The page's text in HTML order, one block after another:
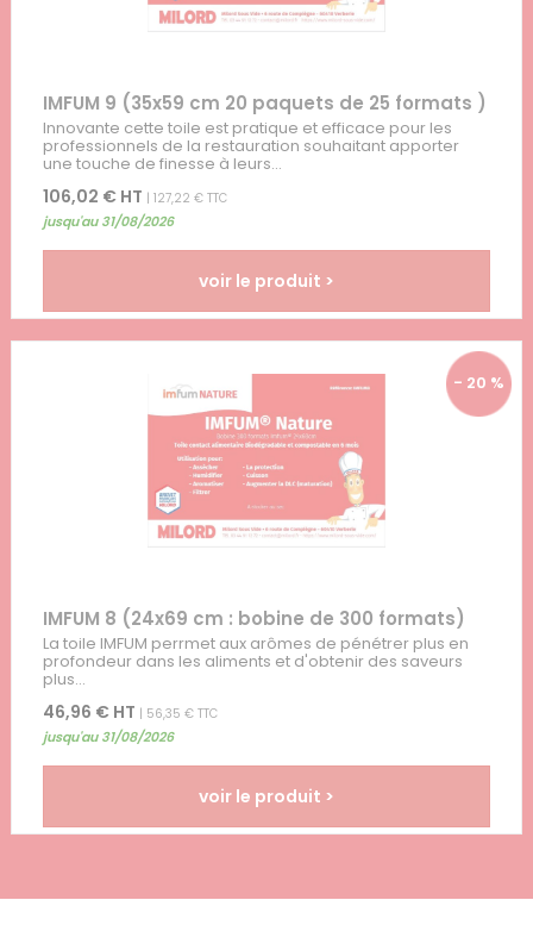
IMFUM 9 (35x59 cm 20 paquets de 25 formats )
Innovante cette toile est pratique et efficace pour les
professionnels de la restauration souhaitant apporter
une touche de finesse à leurs...
106,02 € HT | 127,22 € TTC
jusqu'au 31/08/2026
voir le produit >
- 20 %
IMFUM 8 (24x69 cm : bobine de 300 formats)
La toile IMFUM perrmet aux arômes de pénétrer plus en
profondeur dans les aliments et d'obtenir des saveurs
plus...
46,96 € HT | 56,35 € TTC
jusqu'au 31/08/2026
voir le produit >